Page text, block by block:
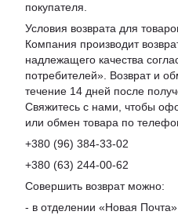
покупателя.
Условия возврата для
Компания производит
надлежащего качества
потребителей». Возврат и
течение 14 дней после
Свяжитесь с нами, чтобы
или обмен товара по
+380 (96) 384-33-02
+380 (63) 244-00-62
Совершить возврат можно:
- в отделении «Новая Почта»